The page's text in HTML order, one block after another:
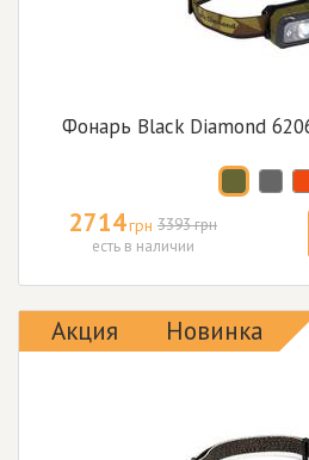
Фонарь Black Diamond
2714грн 3393 грн
есть в наличии
Акция Новинка